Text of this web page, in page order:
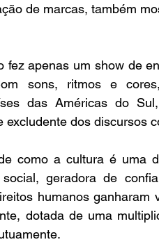
de marcas, também
fez apenas um show de
sons, ritmos e
das Américas do
excludente dos discursos
como a cultura é uma
geradora de
humanos ganharam
dotada de uma